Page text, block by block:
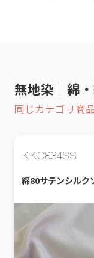
無地染｜綿
同じカテゴリ商
KKC834SS
綿80サテンシルク